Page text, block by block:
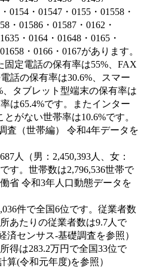
0154・01547・0155・01558・
・01586・01587・0162・
・0164・01648・0165・
・0166・0167があります。
定電話の保有率は55%、FAX
話の保有率は30.6%、スマー
、タブレット型端末の保有率は
は65.4%です。またインター
がない世帯率は10.6%です。
査（世帯編） 令和4年データを
人（男：2,450,393人、女：
す。世帯数は2,796,536世帯で
省 令和3年人口動態データを
件で全国6位です。従業者数
あたりの従業者数は9.7人で
済センサス‐基礎調査を参照）
得は283.2万円で全国33位で
算(令和元年度)を参照）